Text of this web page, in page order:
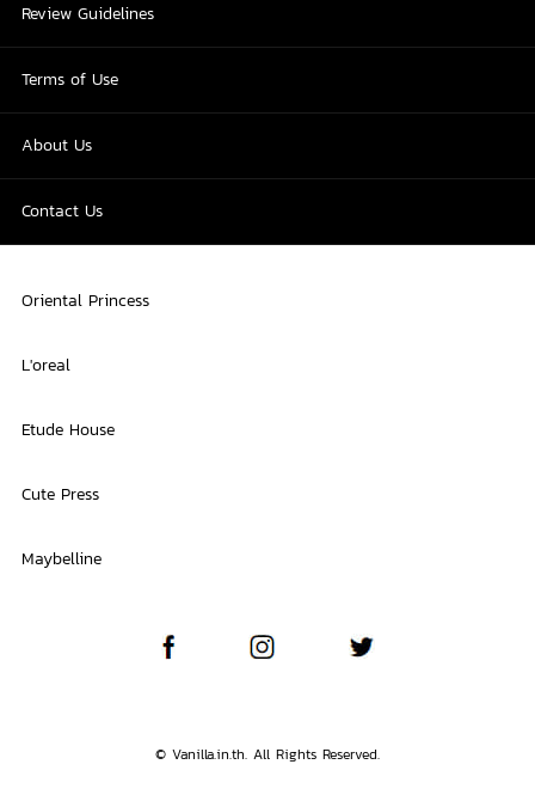
Review Guidelines
Terms of Use
About Us
Contact Us
Oriental Princess
L'oreal
Etude House
Cute Press
Maybelline
© Vanilla.in.th. All Rights Reserved.